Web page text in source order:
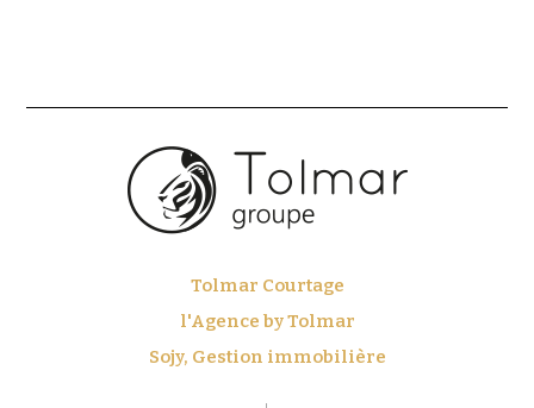
Tolmar Courtage
l'Agence by Tolmar
Sojy, Gestion immobilière